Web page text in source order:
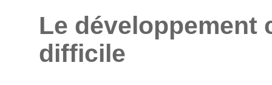
Le développement
difficile